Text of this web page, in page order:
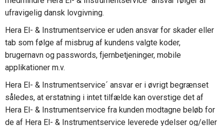
ufravigelig dansk lovgivning.
Hera El- & Instrumentservice er uden ansvar for skader eller
tab som følge af misbrug af kundens valgte koder,
brugernavn og passwords, fjernbetjeninger, mobile
applikationer m.v.
Hera El- & Instrumentservice´ ansvar er i øvrigt begrænset
således, at erstatning i intet tilfælde kan overstige det af
Hera El- & Instrumentservice fra kunden modtagne beløb for
de af Hera El- & Instrumentservice leverede ydelser og/eller